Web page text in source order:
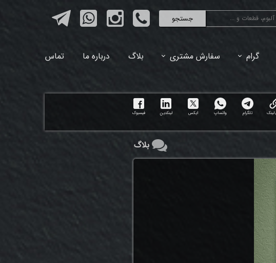
جستجو
گرام سفارش مشتری بلاگ درباره ما تماس
لینک تلگرام واتساپ ایکس لینکدین فیسبوک
بلاگ